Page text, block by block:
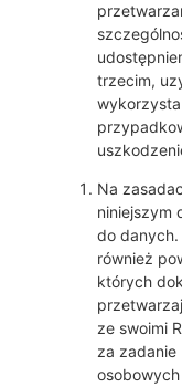
trzecim,
Na
niniejszym
do
również
których
ze swoimi
za zadanie